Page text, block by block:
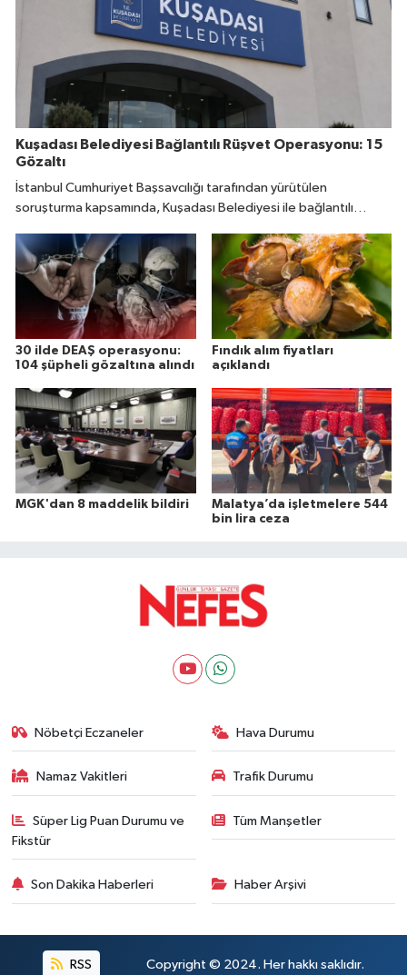
Kuşadası Belediyesi Bağlantılı Rüşvet Operasyonu: 15
Gözaltı
İstanbul Cumhuriyet Başsavcılığı tarafından yürütülen
soruşturma kapsamında, Kuşadası Belediyesi ile bağlantılı
düzenlendi.
30 ilde DEAŞ operasyonu:
104 şüpheli gözaltına alındı
Fındık alım fiyatları
açıklandı
MGK'dan 8 maddelik bildiri
Malatya’da işletmelere 544
bin lira ceza
Nöbetçi Eczaneler Hava Durumu
Namaz Vakitleri Trafik Durumu
Süper Lig Puan Durumu ve
Fikstür
Tüm Manşetler
Son Dakika Haberleri Haber Arşivi
RSS Copyright © 2024. Her hakkı saklıdır.